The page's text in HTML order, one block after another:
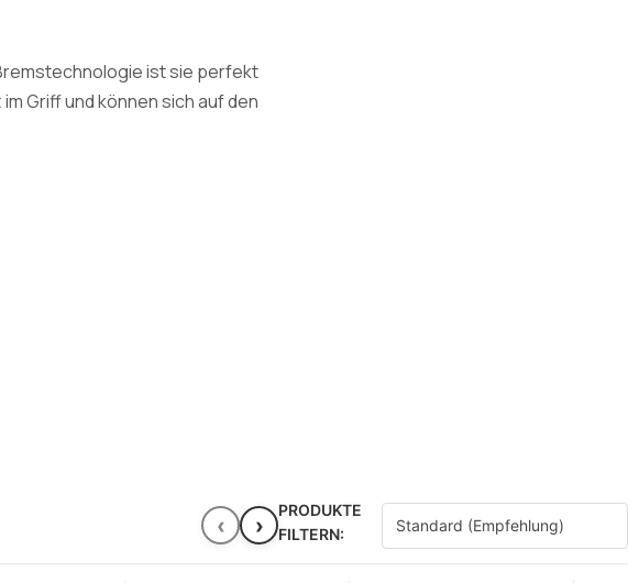
ist sie perfekt
Griff und können sich auf den
‹ ›
PRODUKTE
FILTERN: